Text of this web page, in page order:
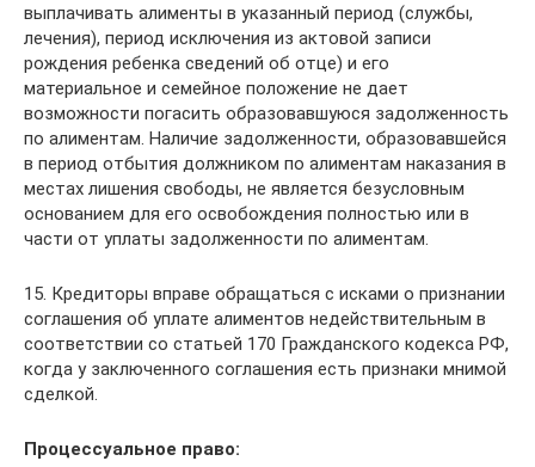
выплачивать алименты в указанный период (службы,
лечения), период исключения из актовой записи
рождения ребенка сведений об отце) и его
материальное и семейное положение не дает
возможности погасить образовавшуюся задолженность
по алиментам. Наличие задолженности, образовавшейся
в период отбытия должником по алиментам наказания в
местах лишения свободы, не является безусловным
основанием для его освобождения полностью или в
части от уплаты задолженности по алиментам.
15. Кредиторы вправе обращаться с исками о признании
соглашения об уплате алиментов недействительным в
соответствии со статьей 170 Гражданского кодекса РФ,
когда у заключенного соглашения есть признаки мнимой
сделкой.
Процессуальное право: